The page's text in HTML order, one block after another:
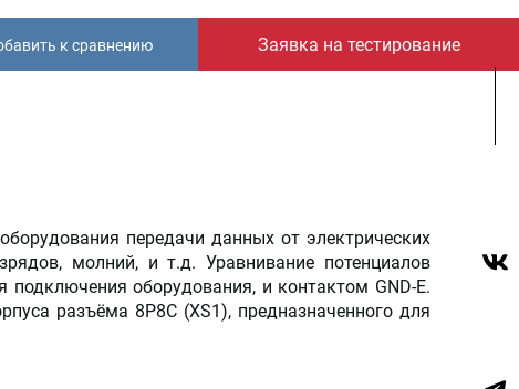
Заявка на тестирование
к сравнению
передачи данных от электрических
молний, и т.д. Уравнивание потенциалов
оборудования, и контактом GND-E.
разъёма 8P8C (ХS1), предназначенного для